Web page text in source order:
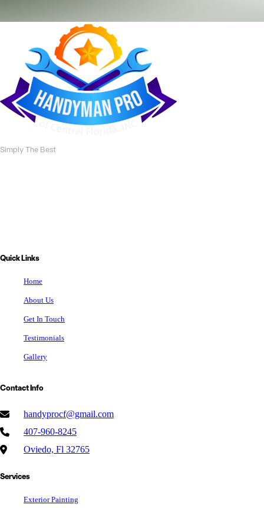
Simply The Best
Quick Links
Home
About Us
Get In Touch
Testimonials
Gallery
Contact Info
handyprocf@gmail.com
407-960-8245
Oviedo, Fl 32765
Services
Exterior Painting